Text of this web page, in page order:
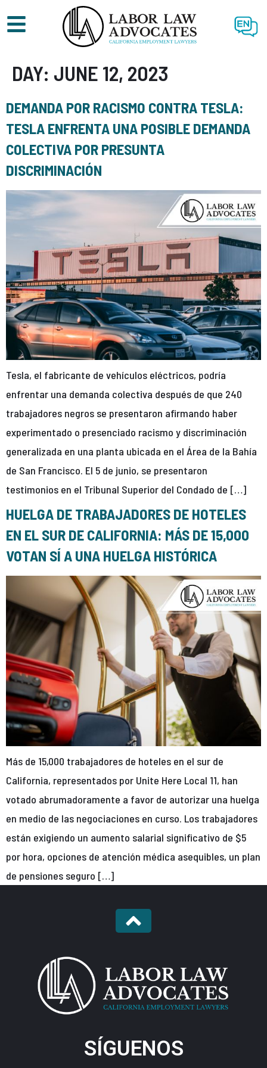
EN
DAY: JUNE 12, 2023
DEMANDA POR RACISMO CONTRA TESLA:
TESLA ENFRENTA UNA POSIBLE DEMANDA
COLECTIVA POR PRESUNTA
DISCRIMINACIÓN
Tesla, el fabricante de vehículos eléctricos, podría
enfrentar una demanda colectiva después de que 240
trabajadores negros se presentaron afirmando haber
experimentado o presenciado racismo y discriminación
generalizada en una planta ubicada en el Área de la Bahía
de San Francisco. El 5 de junio, se presentaron
testimonios en el Tribunal Superior del Condado de […]
HUELGA DE TRABAJADORES DE HOTELES
EN EL SUR DE CALIFORNIA: MÁS DE 15,000
VOTAN SÍ A UNA HUELGA HISTÓRICA
Más de 15,000 trabajadores de hoteles en el sur de
California, representados por Unite Here Local 11, han
votado abrumadoramente a favor de autorizar una huelga
en medio de las negociaciones en curso. Los trabajadores
están exigiendo un aumento salarial significativo de $5
por hora, opciones de atención médica asequibles, un plan
de pensiones seguro […]
SÍGUENOS